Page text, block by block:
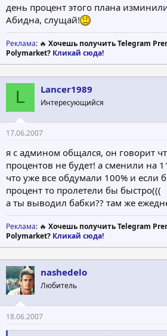
день процент этого плана
Абидна, слущай!
Реклама: 🔥 Хочешь получить Telegram
Polymarket? Кликай сюда!
L Lancer1989
Интересующийся
17.06.2007
я с админом общался, он говорит
процентов не будет! а сменили на
что уже все обдумали 100% и если
процент то пролетели бы быстро(((
а ты выводил бабки?? там же
Реклама: 🔥 Хочешь получить Telegram
Polymarket? Кликай сюда!
nashedelo
Любитель
18.06.2007